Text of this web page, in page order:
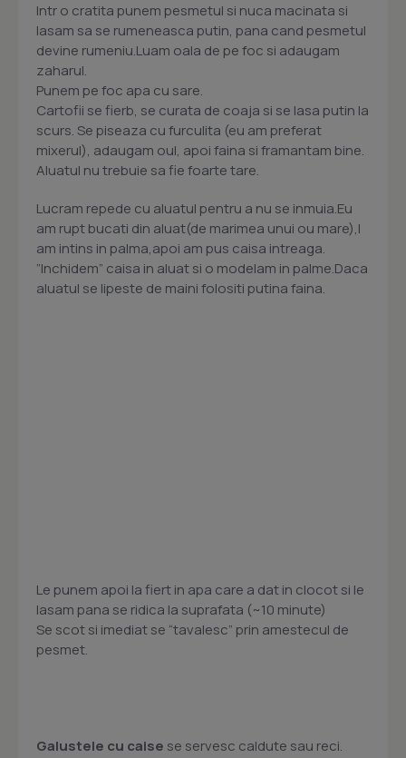
Intr o cratita punem pesmetul si nuca macinata si
lasam sa se rumeneasca putin, pana cand pesmetul
devine rumeniu.Luam oala de pe foc si adaugam
zaharul.
Punem pe foc apa cu sare.
Cartofii se fierb, se curata de coaja si se lasa putin la
scurs. Se piseaza cu furculita (eu am preferat
mixerul), adaugam oul, apoi faina si framantam bine.
Aluatul nu trebuie sa fie foarte tare.
Lucram repede cu aluatul pentru a nu se inmuia.Eu
am rupt bucati din aluat(de marimea unui ou mare),l
am intins in palma,apoi am pus caisa intreaga.
”Inchidem” caisa in aluat si o modelam in palme.Daca
aluatul se lipeste de maini folositi putina faina.
Le punem apoi la fiert in apa care a dat in clocot si le
lasam pana se ridica la suprafata (~10 minute)
Se scot si imediat se “tavalesc” prin amestecul de
pesmet.
Galustele cu caise se servesc caldute sau reci.